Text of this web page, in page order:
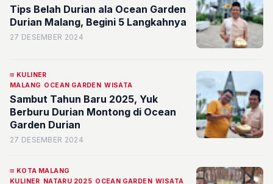
Tips Belah Durian ala Ocean Garden
Durian Malang, Begini 5 Langkahnya
27 DESEMBER 2024
KULINER
MALANG OCEAN GARDEN WISATA
Sambut Tahun Baru 2025, Yuk
Berburu Durian Montong di Ocean
Garden Durian
27 DESEMBER 2024
KOTA MALANG
KULINER NATARU 2025 OCEAN GARDEN WISATA